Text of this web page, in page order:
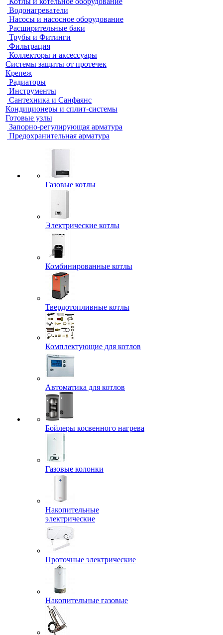
Водонагреватели
Насосы и насосное оборудование
Расширительные баки
Трубы и Фитинги
Фильтрация
Коллекторы и аксессуары
Системы защиты от протечек
Крепеж
Радиаторы
Инструменты
Сантехника и Санфаянс
Кондиционеры и сплит-системы
Готовые узлы
Запорно-регулирующая арматура
Предохранительная арматура
Газовые котлы
Электрические котлы
Комбинированные котлы
Твердотопливные котлы
Комплектующие для котлов
Автоматика для котлов
Бойлеры косвенного нагрева
Газовые колонки
Накопительные
электрические
Проточные электрические
Накопительные газовые